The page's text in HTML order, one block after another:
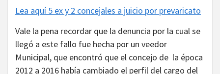
Lea aquí 5 ex y 2 concejales a juicio por prevaricato
Vale la pena recordar que la denuncia por la cual se
llegó a este fallo fue hecha por un veedor
Municipal, que encontró que el concejo de la época
2012 a 2016 había cambiado el perfil del cargo del